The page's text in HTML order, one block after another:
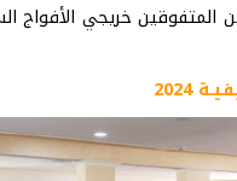
خريجي الأفواج
2024